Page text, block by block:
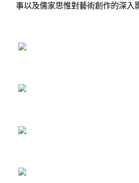
事以及儒家思惟對藝術創作的深入